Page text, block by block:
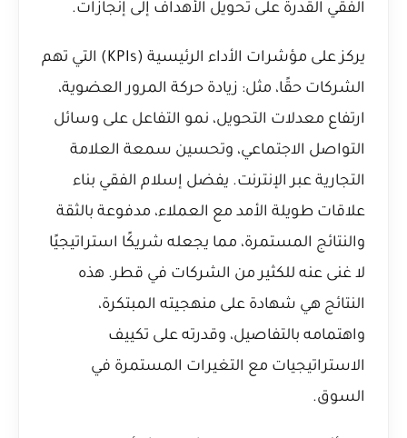
الفقي القدرة على تحويل الأهداف إلى إنجازات.
يركز على مؤشرات الأداء الرئيسية (KPIs) التي تهم
الشركات حقًا، مثل: زيادة حركة المرور العضوية،
ارتفاع معدلات التحويل، نمو التفاعل على وسائل
التواصل الاجتماعي، وتحسين سمعة العلامة
التجارية عبر الإنترنت. يفضل إسلام الفقي بناء
علاقات طويلة الأمد مع العملاء، مدفوعة بالثقة
والنتائج المستمرة، مما يجعله شريكًا استراتيجيًا
لا غنى عنه للكثير من الشركات في قطر. هذه
النتائج هي شهادة على منهجيته المبتكرة،
واهتمامه بالتفاصيل، وقدرته على تكييف
الاستراتيجيات مع التغيرات المستمرة في
السوق.